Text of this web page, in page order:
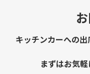
キッチンカーへの
まずはお気